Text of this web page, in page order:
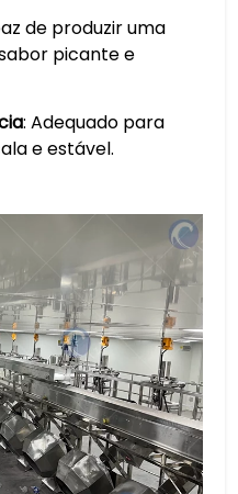
de produzir uma
picante e
: Adequado para
e estável.